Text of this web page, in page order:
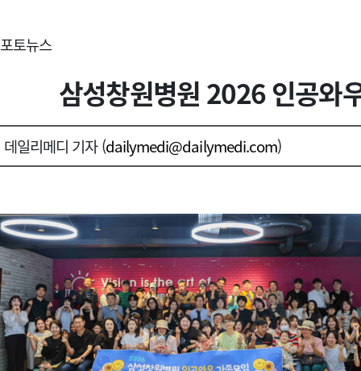
포토뉴스
삼성창원병원 2026 인공와
데일리메디 기자 (dailymedi@dailymedi.com)